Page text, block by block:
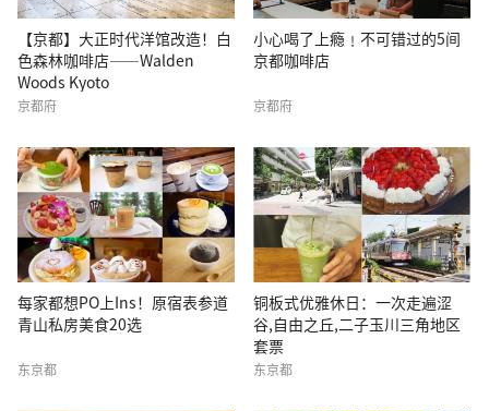
【京都】大正时代洋馆改造！白
色森林咖啡店——Walden
Woods Kyoto
京都府
小心喝了上瘾﹗不可错过的5间
京都咖啡店
京都府
每家都想PO上Ins！原宿表参道
青山私房美食20选
东京都
铜板式优雅休日：一次走遍涩
谷,自由之丘,二子玉川三角地区
套票
东京都